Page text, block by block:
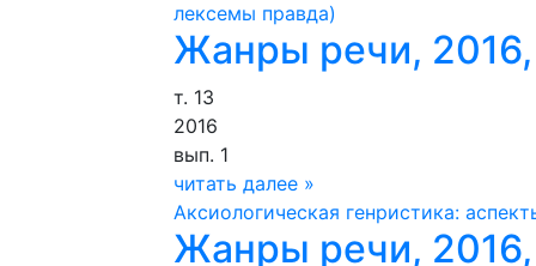
лексемы правда)
Жанры речи,
т. 13
2016
вып. 1
читать далее »
Аксиологическая генристика:
Жанры речи,